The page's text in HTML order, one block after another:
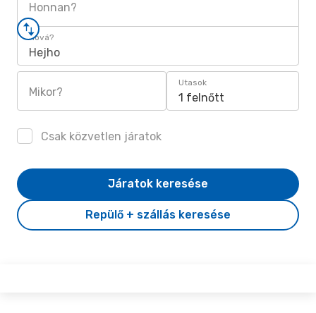
Honnan?
Hová?
Hejho
Mikor?
Utasok
1 felnőtt
Csak közvetlen járatok
Repülő + szállás keresése
Járatok keresése